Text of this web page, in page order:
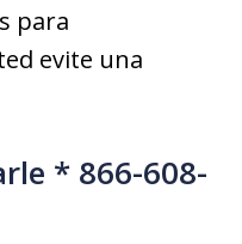
para
evite una
* 866-608-